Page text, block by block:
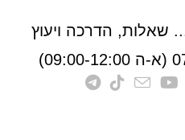
הדרכה ויעוץ